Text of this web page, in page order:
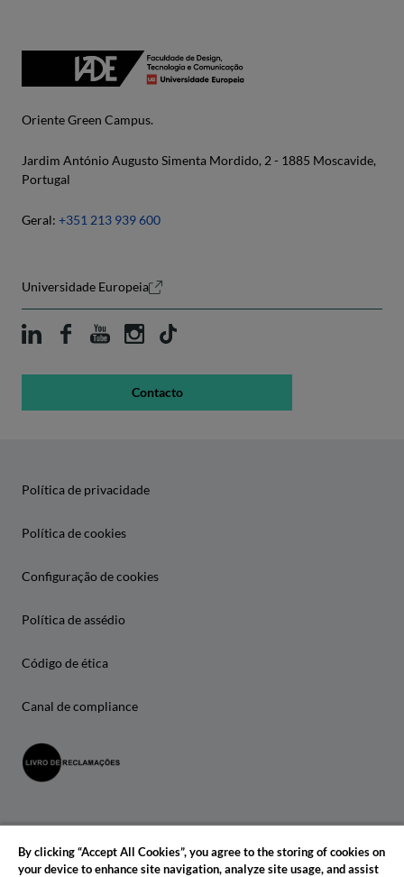
Oriente Green Campus.
Jardim António Augusto Simenta Mordido, 2 - 1885 Moscavide,
Portugal
Geral: +351 213 939 600
Universidade Europeia
Contacto
Política de privacidade
Política de cookies
Configuração de cookies
Política de assédio
Código de ética
Canal de compliance
By clicking “Accept All Cookies”, you agree to the storing of cookies on
your device to enhance site navigation, analyze site usage, and assist